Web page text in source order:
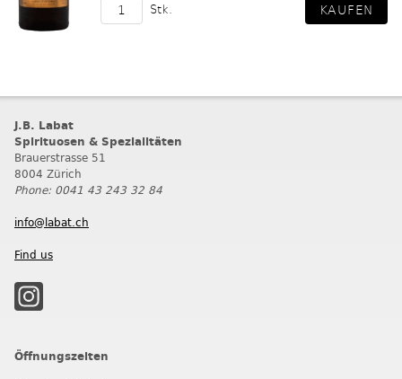
Stk.
J.B. Labat
Spirituosen & Spezialitäten
Brauerstrasse 51
8004 Zürich
Phone: 0041 43 243 32 84
info@labat.ch
Find us
Öffnungszeiten